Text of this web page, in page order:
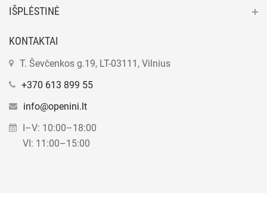
IŠPLĖSTINĖ
KONTAKTAI
T. Ševčenkos g.19, LT-03111, Vilnius
+370 613 899 55
info@openini.lt
I–V: 10:00–18:00
VI: 11:00–15:00